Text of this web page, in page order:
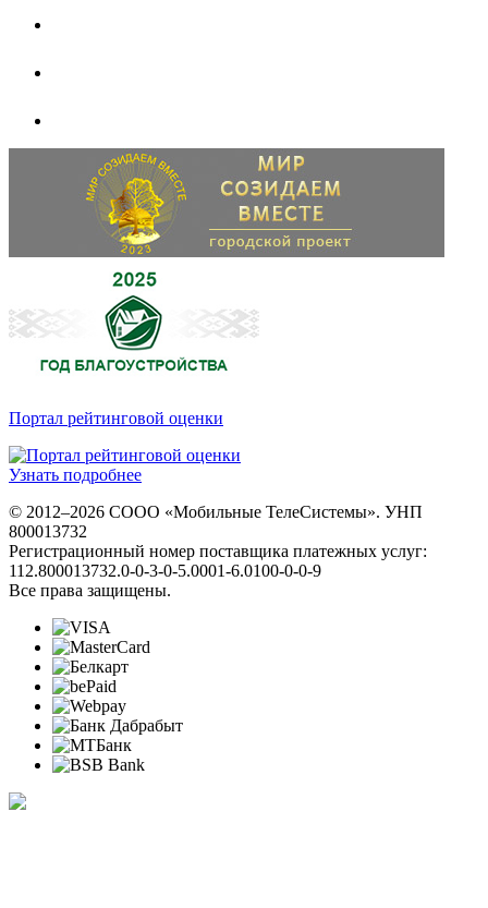
Портал рейтинговой оценки
Узнать подробнее
© 2012–2026 СООО «Мобильные ТелеСистемы». УНП
800013732
Регистрационный номер поставщика платежных услуг:
112.800013732.0-0-3-0-5.0001-6.0100-0-0-9
Все права защищены.